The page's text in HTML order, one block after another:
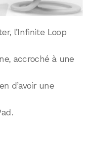
l’Infinite Loop
accroché à une
d’avoir une